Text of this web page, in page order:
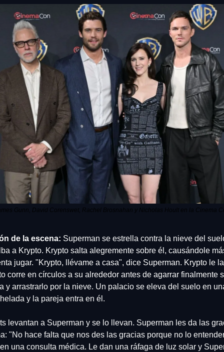
Gunn, David Corenswet, Rachel Brosnahan y Nicholas Hoult en la Cinema
de la escena: Superman se estrella contra la nieve del
a Krypto. Krypto salta alegremente sobre él, causándole
jugar. "Krypto, llévame a casa", dice Superman. Krypto le
corre en círculos a su alrededor antes de agarrar finalmente
y arrastrarlo por la nieve. Un palacio se eleva del suelo en
y la pareja entra en él.
levantan a Superman y se lo llevan. Superman les da las
"No hace falta que nos des las gracias porque no lo
una consulta médica. Le dan una ráfaga de luz solar y